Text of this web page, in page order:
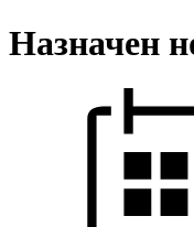
Назначен